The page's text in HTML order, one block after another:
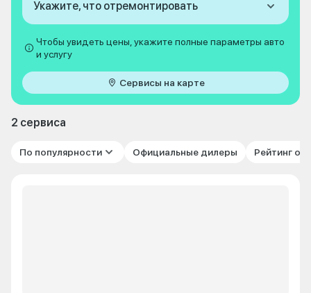
Укажите, что отремонтировать
Чтобы увидеть цены, укажите полные параметры авто
и услугу
Сервисы на карте
2 сервиса
По популярности Официальные дилеры Рейтинг